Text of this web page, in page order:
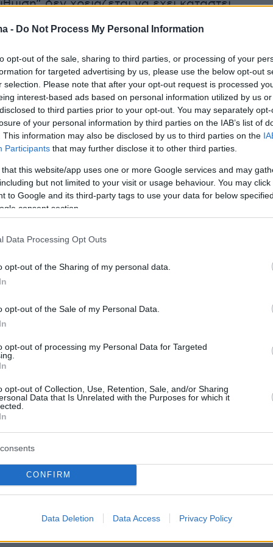
- Do Not Process My Personal Information
opt-out of the sale, sharing to third parties, or processing of your
for targeted advertising by us, please use the below opt-out
selection. Please note that after your opt-out request is processed
interest-based ads based on personal information utilized by us
to third parties prior to your opt-out. You may separately
of your personal information by third parties on the IAB’s list of
This information may also be disclosed by us to third parties on the
Participants that may further disclose it to other third parties.
that this website/app uses one or more Google services and may
but not limited to your visit or usage behaviour. You may
to Google and its third-party tags to use your data for below
consent section.
Data Processing Opt Outs
opt-out of the Sharing of my personal data.
opt-out of the Sale of my Personal Data.
opt-out of processing my Personal Data for Targeted
opt-out of Collection, Use, Retention, Sale, and/or Sharing
Data that Is Unrelated with the Purposes for which it
CONFIRM
Data Deletion Data Access Privacy Policy
δεν χρειάζεται να έχει καταστεί
υπαγωγή στη ρύθμιση πρέπει να
ηλεκτρονικά μαζί με σχετική υπεύθυνη
που τηρούν απλογραφικά βιβλία ο
σε έξι μηνιαίες δόσεις αρχής
το Σεπτέμβριο.
έξω από σχολείο στην Πανόρμου -
δύο νεαρά άτομα
στη Βούλα - «Σμπαράλια» το αυτοκίνητο
τραγικό θάνατο ο 20χρονος
protothema.gr στο Google News
στοProtothema.gr